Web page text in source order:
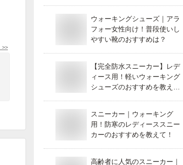
>>
ウォーキングシューズ｜アラ
フォー女性向け！普段使いし
やすい靴のおすすめは？
【完全防水スニーカー】レデ
ィース用！軽いウォーキング
シューズのおすすめを教え
スニーカー｜ウォーキング
用！防寒のレディーススニー
カーのおすすめを教えて！
高齢者に人気のスニーカー｜